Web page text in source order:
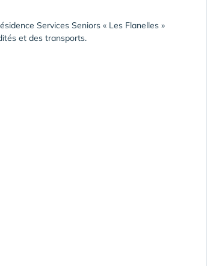
Services Seniors « Les Flanelles »
et des transports.